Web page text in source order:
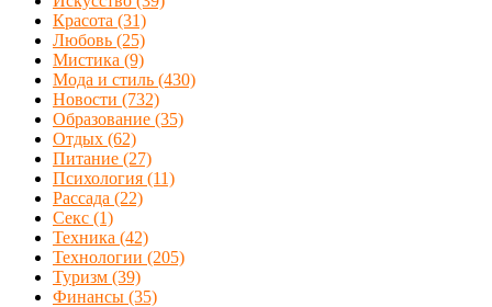
Красота (31)
Любовь (25)
Мистика (9)
Мода и стиль (430)
Новости (732)
Образование (35)
Отдых (62)
Питание (27)
Психология (11)
Рассада (22)
Секс (1)
Техника (42)
Технологии (205)
Туризм (39)
Финансы (35)